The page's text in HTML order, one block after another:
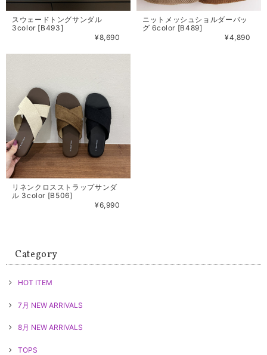
スウェードトングサンダル
3color [B493]
¥8,690
ニットメッシュショルダーバッ
グ 6color [B489]
¥4,890
リネンクロスストラップサンダ
ル 3color [B506]
¥6,990
Category
HOT ITEM
7月 NEW ARRIVALS
8月 NEW ARRIVALS
TOPS